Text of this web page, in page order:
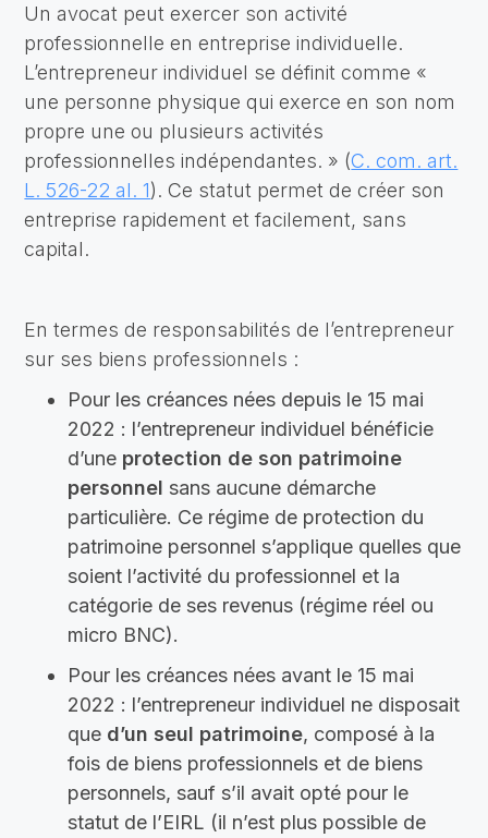
Un avocat peut exercer son activité
professionnelle en entreprise individuelle.
L’entrepreneur individuel se définit comme «
une personne physique qui exerce en son nom
propre une ou plusieurs activités
professionnelles indépendantes. » (C. com. art.
L. 526-22 al. 1). Ce statut permet de créer son
entreprise rapidement et facilement, sans
capital.
En termes de responsabilités de l’entrepreneur
sur ses biens professionnels :
Pour les créances nées depuis le 15 mai
2022 : l’entrepreneur individuel bénéficie
d’une protection de son patrimoine
personnel sans aucune démarche
particulière. Ce régime de protection du
patrimoine personnel s’applique quelles que
soient l’activité du professionnel et la
catégorie de ses revenus (régime réel ou
micro BNC).
Pour les créances nées avant le 15 mai
2022 : l’entrepreneur individuel ne disposait
que d’un seul patrimoine, composé à la
fois de biens professionnels et de biens
personnels, sauf s’il avait opté pour le
statut de l’EIRL (il n’est plus possible de